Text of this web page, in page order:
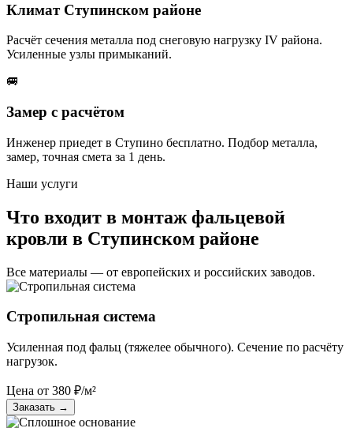
Климат Ступинском районе
Расчёт сечения металла под снеговую нагрузку IV района.
Усиленные узлы примыканий.
🚐
Замер с расчётом
Инженер приедет в Ступино бесплатно. Подбор металла,
замер, точная смета за 1 день.
Наши услуги
Что входит в монтаж фальцевой
кровли в Ступинском районе
Все материалы — от европейских и российских заводов.
Стропильная система
Усиленная под фальц (тяжелее обычного). Сечение по расчёту
нагрузок.
Цена от 380 ₽/м²
Заказать →